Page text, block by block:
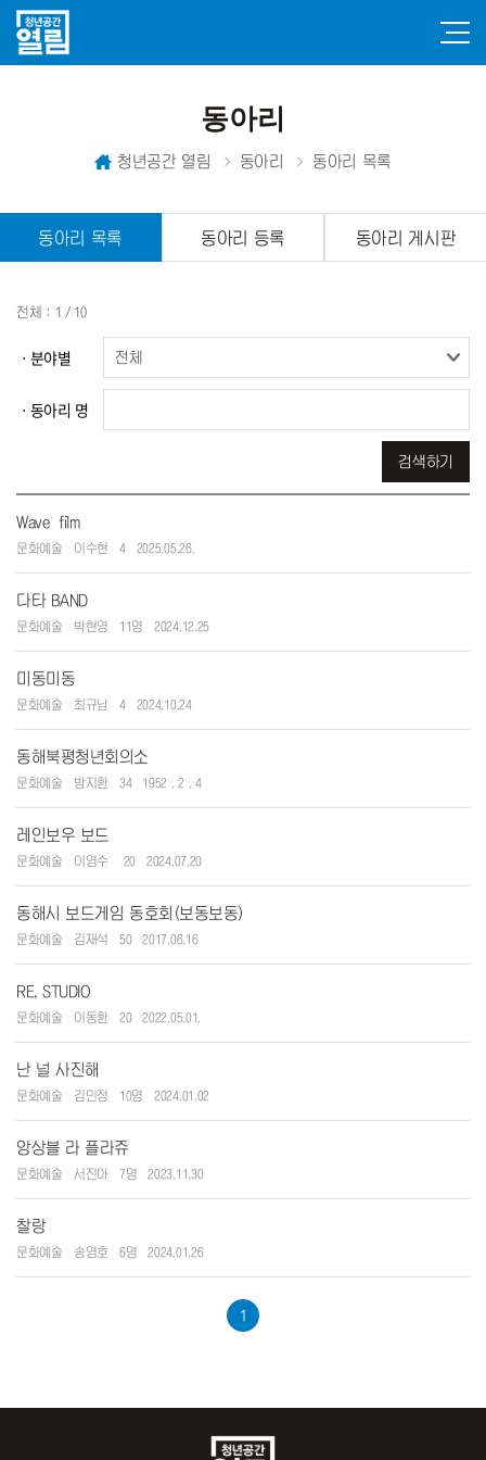
동아리
청년공간 열림 동아리 동아리 목록
동아리 목록 동아리 등록 동아리 게시판
전체 : 1 / 10
ㆍ분야별
ㆍ동아리 명
검색하기
Wave film
문화예술 이수현 4 2025.05.26.
다타 BAND
문화예술 박현영 11명 2024.12.25
미동미동
문화예술 최규남 4 2024.10.24
동해북평청년회의소
문화예술 방지환 34 1952 . 2 . 4
레인보우 보드
문화예술 이영수 20 2024,07.20
동해시 보드게임 동호회(보동보동)
문화예술 김재석 50 2017.06.16
RE, STUDIO
문화예술 이동환 20 2022.05.01.
난 널 사진해
문화예술 김민정 10명 2024.01.02
앙상블 라 플라쥬
문화예술 서진아 7명 2023.11.30
찰랑
문화예술 송영호 6명 2024.01.26
1